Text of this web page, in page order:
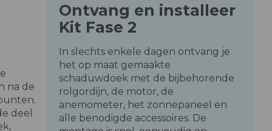
na de
deel
Ontvang en installeer
Kit Fase 2
In slechts enkele dagen ontvang je
het op maat gemaakte
schaduwdoek met de bijbehorende
rolgordijn, de motor, de
anemometer, het zonnepaneel en
alle benodigde accessoires. De